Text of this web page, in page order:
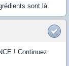
sont là.
! Continuez